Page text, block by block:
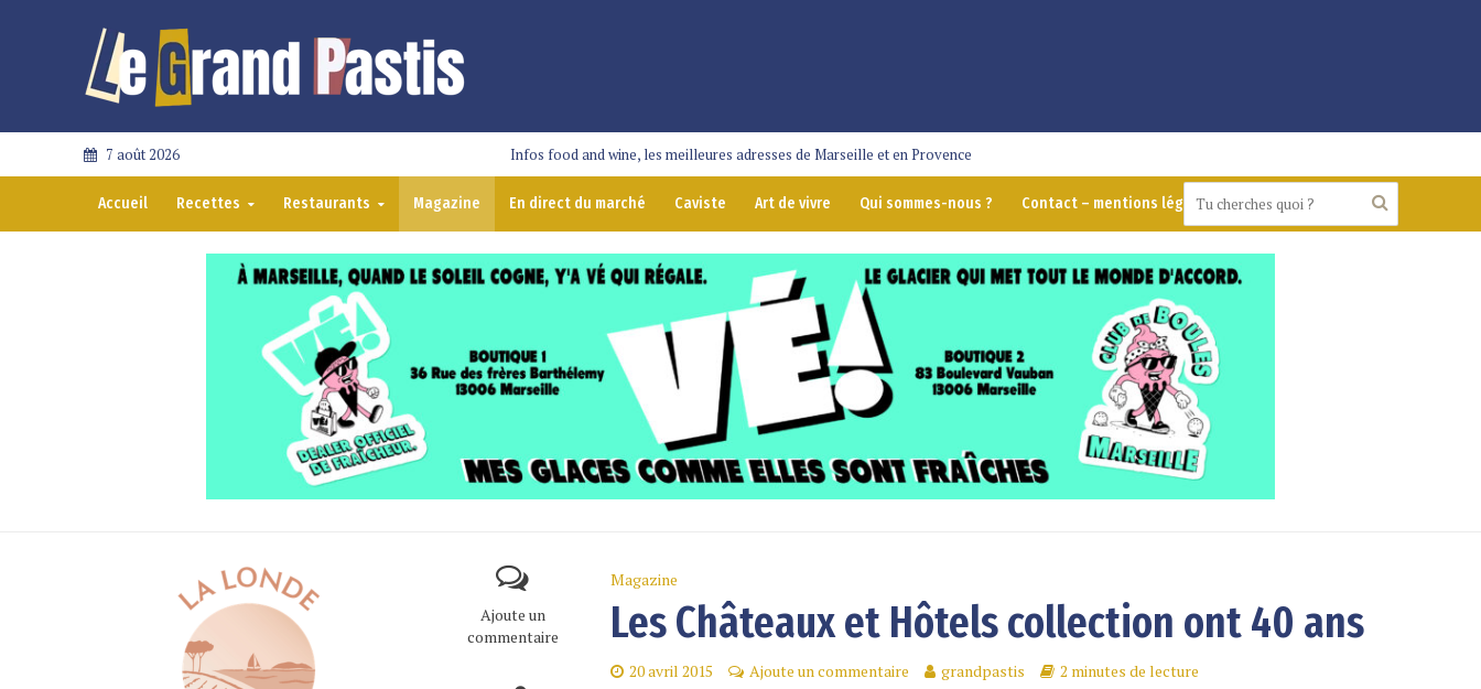
7 août 2026 Infos food and wine, les meilleures adresses de Marseille et en Provence
Accueil Recettes Restaurants Magazine En direct du marché Caviste Art de vivre Qui sommes-nous ? Contact – mentions légales
Ajoute un
commentaire
Magazine
Les Châteaux et Hôtels collection ont 40 ans
20 avril 2015 Ajoute un commentaire grandpastis 2 minutes de lecture